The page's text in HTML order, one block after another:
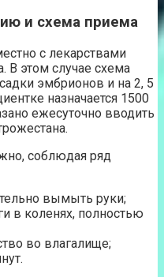
и схема приема
с лекарствами
В этом случае схема
эмбрионов и на 2, 5
назначается 1500
ежесуточно вводить
соблюдая ряд
вымыть руки;
в коленях, полностью
во влагалище;